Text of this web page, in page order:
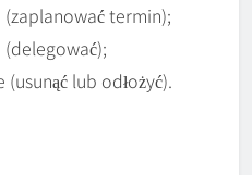
termin);
lub odłożyć).